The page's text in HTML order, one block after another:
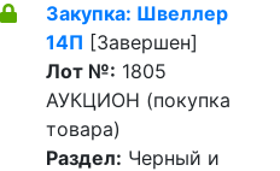
Закупка: Швеллер
14П [Завершен]
Лот №: 1805
АУКЦИОН (покупка
товара)
Раздел: Черный и